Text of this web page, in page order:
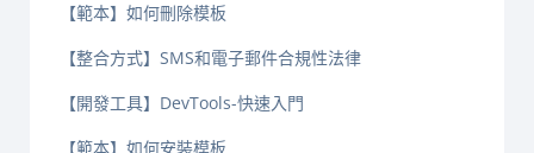
【範本】如何刪除模板
【整合方式】SMS和電子郵件合規性法律
【開發工具】DevTools-快速入門
【範本】如何安裝模板